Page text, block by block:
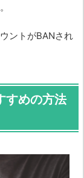
ントがBANされ
すめの方法